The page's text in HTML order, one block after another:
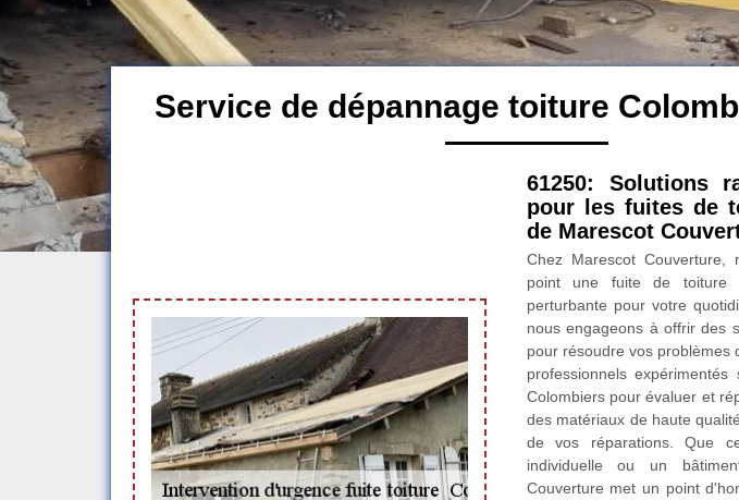
Service de dépannage toiture
61250: Solutions
pour les fuites de
de Marescot
Chez Marescot Couverture,
point une fuite de toiture
perturbante pour votre
nous engageons à offrir des
pour résoudre vos problèmes
professionnels
Colombiers pour évaluer et
des matériaux de haute
de vos réparations. Que
individuelle ou un
Couverture met un point